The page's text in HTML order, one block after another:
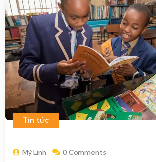
Tin tức
Mỹ Linh 0 Comments